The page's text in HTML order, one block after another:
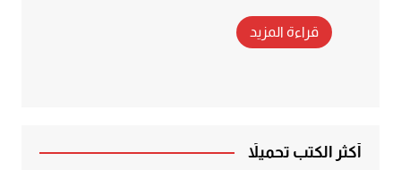
قراءة المزيد
أكثر الكتب تحميلاً